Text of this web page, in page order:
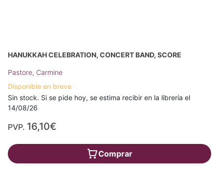
HANUKKAH CELEBRATION, CONCERT BAND, SCORE
Pastore, Carmine
Disponible en breve
Sin stock. Si se pide hoy, se estima recibir en la librería el
14/08/26
PVP. 16,10€
Comprar